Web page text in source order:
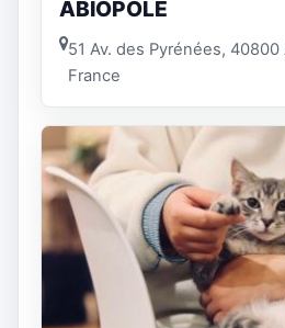
ABIOPOLE
51 Av. des Pyrénées,
France